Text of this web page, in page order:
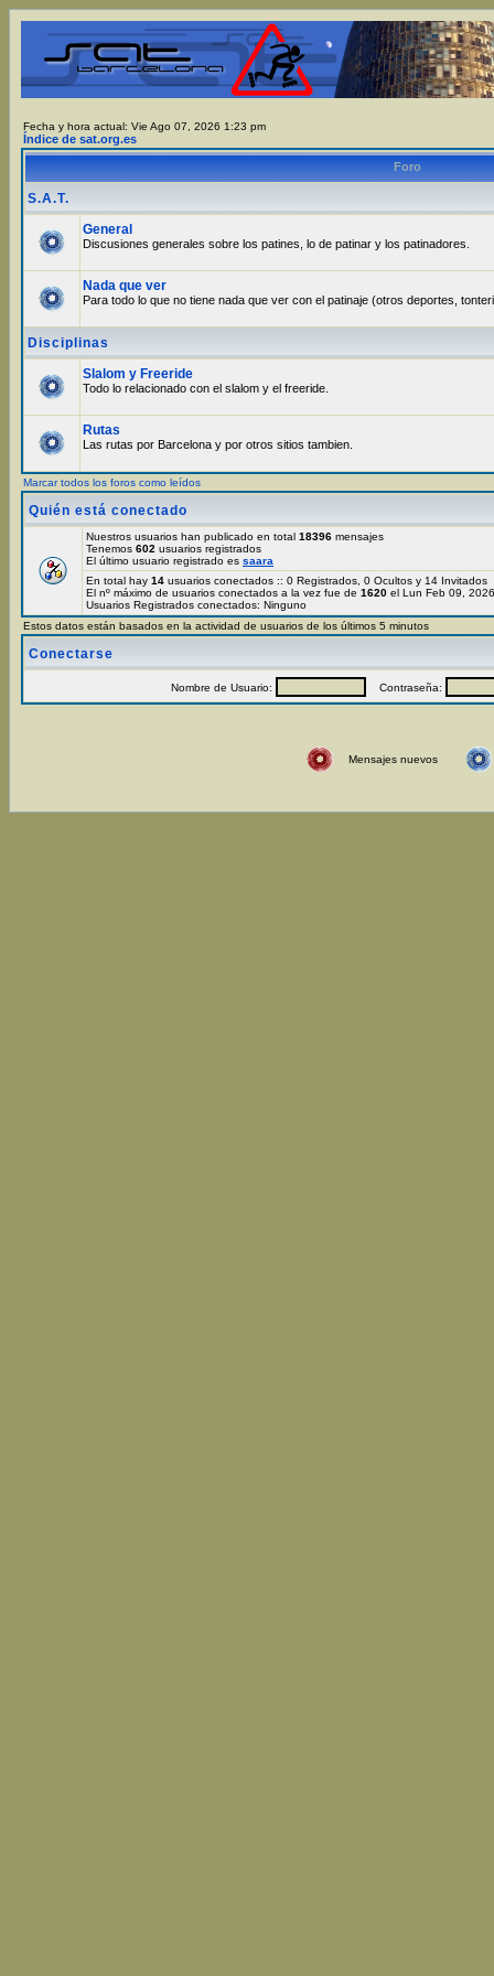
Fecha y hora actual: Vie Ago 07, 2026 1:23 pm
Índice de sat.org.es
Foro
S.A.T.
General
Discusiones generales sobre los patines, lo de patinar y los patinadores.
Nada que ver
Para todo lo que no tiene nada que ver con el patinaje (otros deportes,
Disciplinas
Slalom y Freeride
Todo lo relacionado con el slalom y el freeride.
Rutas
Las rutas por Barcelona y por otros sitios tambien.
Marcar todos los foros como leídos
Quién está conectado
Nuestros usuarios han publicado en total 18396 mensajes
Tenemos 602 usuarios registrados
El último usuario registrado es saara
En total hay 14 usuarios conectados :: 0 Registrados, 0 Ocultos y 14
El nº máximo de usuarios conectados a la vez fue de 1620 el Lun Feb 09,
Usuarios Registrados conectados: Ninguno
Estos datos están basados en la actividad de usuarios de los últimos 5 minutos
Conectarse
Nombre de Usuario: Contraseña:
Mensajes nuevos